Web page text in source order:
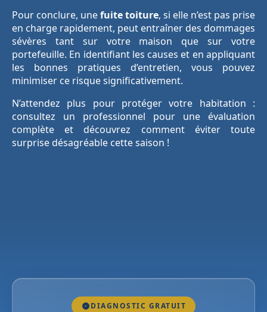
Pour conclure, unefuite toiture, si elle n’est pas prise
en charge rapidement, peut entraîner des dommages
sévères tant sur votre maison que sur votre
portefeuille. En identifiant les causes et en appliquant
les bonnes pratiques d’entretien, vous pouvez
minimiser ce risque significativement.
N’attendez plus pour protéger votre habitation :
consultez un professionnel pour une évaluation
complète et découvrez comment éviter toute
surprise désagréable cette saison !
DIAGNOSTIC GRATUIT